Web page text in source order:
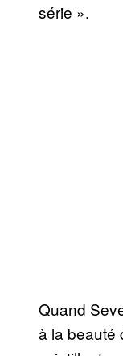
série ».
Quand
à la beauté